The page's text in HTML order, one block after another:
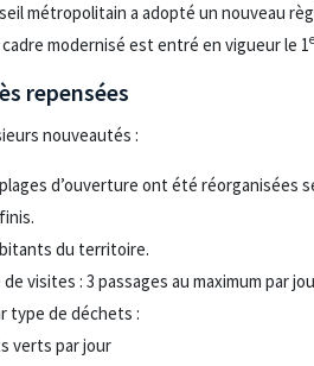
métropolitain a adopté un nouveau
modernisé est entré en vigueur le 1
repensées
nouveautés :
d’ouverture ont été
du territoire.
visites : 3 passages au maximum par
type de déchets :
verts par jour